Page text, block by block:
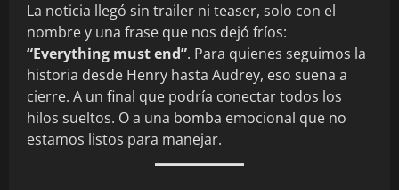
La noticia llegó sin trailer ni teaser, solo con el
nombre y una frase que nos dejó fríos:
“Everything must end”. Para quienes seguimos la
historia desde Henry hasta Audrey, eso suena a
cierre. A un final que podría conectar todos los
hilos sueltos. O a una bomba emocional que no
estamos listos para manejar.